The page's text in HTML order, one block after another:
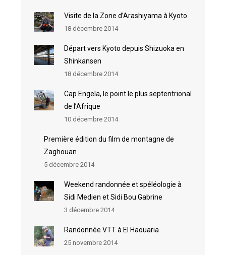
Visite de la Zone d’Arashiyama à Kyoto
18 décembre 2014
Départ vers Kyoto depuis Shizuoka en
Shinkansen
18 décembre 2014
Cap Engela, le point le plus septentrional
de l’Afrique
10 décembre 2014
Première édition du film de montagne de
Zaghouan
5 décembre 2014
Weekend randonnée et spéléologie à
Sidi Medien et Sidi Bou Gabrine
3 décembre 2014
Randonnée VTT à El Haouaria
25 novembre 2014